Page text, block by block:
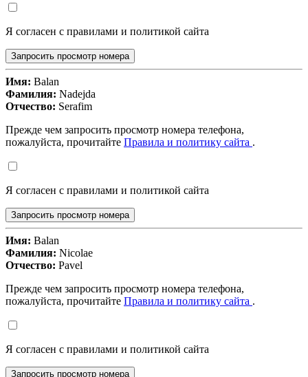
Я согласен с правилами и политикой сайта
Запросить просмотр номера
Имя: Balan
Фамилия: Nadejda
Отчество: Serafim
Прежде чем запросить просмотр номера телефона,
пожалуйста, прочитайте Правила и политику сайта .
Я согласен с правилами и политикой сайта
Запросить просмотр номера
Имя: Balan
Фамилия: Nicolae
Отчество: Pavel
Прежде чем запросить просмотр номера телефона,
пожалуйста, прочитайте Правила и политику сайта .
Я согласен с правилами и политикой сайта
Запросить просмотр номера